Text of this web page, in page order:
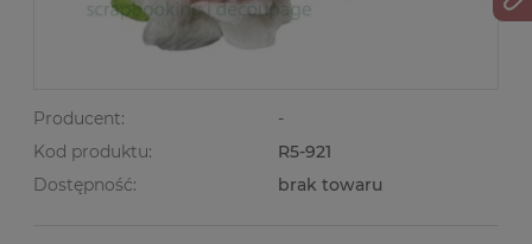
Producent:
-
Kod produktu:
R5-921
Dostępność:
brak towaru